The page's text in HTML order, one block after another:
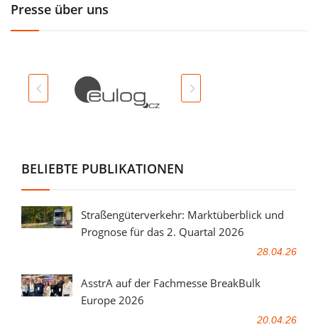
Presse über uns
BELIEBTE PUBLIKATIONEN
Straßengüterverkehr: Marktüberblick und
Prognose für das 2. Quartal 2026
28.04.26
AsstrA auf der Fachmesse BreakBulk
Europe 2026
20.04.26